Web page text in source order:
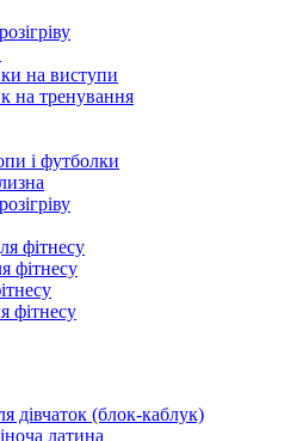
на виступи
на тренування
і футболки
фітнесу
фітнесу
фітнесу
дівчаток (блок-каблук)
латина